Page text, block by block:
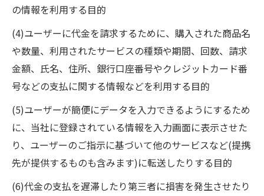
の情報を利用する目的
(4)ユーザーに代金を請求するために、購入された商品名
や数量、利用されたサービスの種類や期間、回数、請求
金額、氏名、住所、銀行口座番号やクレジットカード番
号などの支払に関する情報などを利用する目的
(5)ユーザーが簡便にデータを入力できるようにするため
に、当社に登録されている情報を入力画面に表示させた
り、ユーザーのご指示に基づいて他のサービスなど(提携
先が提供するものも含みます)に転送したりする目的
(6)代金の支払を遅滞したり第三者に損害を発生させたり